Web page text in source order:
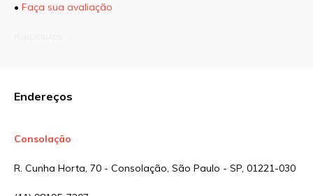
• Faça sua avaliação
Endereços
Consolação
R. Cunha Horta, 70 - Consolação, São Paulo - SP, 01221-030